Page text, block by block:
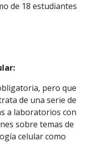
de 18 estudiantes
pero que
de una serie de
a laboratorios con
sobre temas de
celular como